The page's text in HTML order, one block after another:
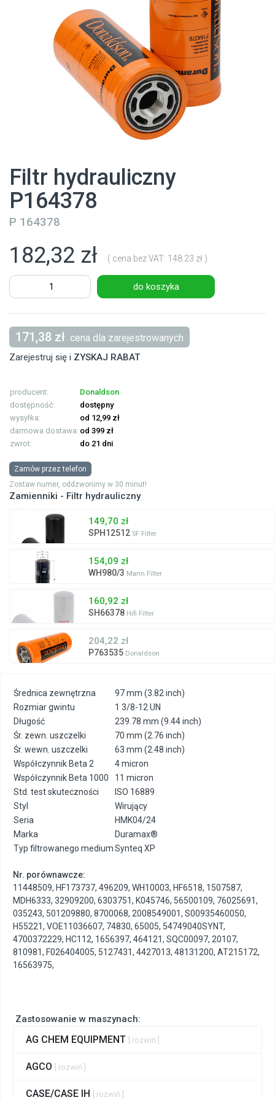
Filtr hydrauliczny
P164378
P 164378
182,32 zł ( cena bez VAT: 148.23 zł )
do koszyka
171,38 zł cena dla zarejestrowanych
Zarejestruj się i ZYSKAJ RABAT
producent:
Donaldson
dostępność:
dostępny
wysyłka:
od 12,99 zł
darmowa dostawa: od 399 zł
zwrot:
do 21 dni
Zamów przez telefon
Zostaw numer, oddzwonimy w 30 minut!
Zamienniki - Filtr hydrauliczny
149,70 zł
SPH12512 SF Filter
154,09 zł
WH980/3 Mann Filter
160,92 zł
SH66378 Hifi Filter
204,22 zł
P763535 Donaldson
Zastosowanie w maszynach:
AG CHEM EQUIPMENT [ rozwiń ]
AGCO [ rozwiń ]
CASE/CASE IH [ rozwiń ]
Średnica zewnętrzna
97 mm (3.82 inch)
Rozmiar gwintu
1 3/8-12 UN
Długość
239.78 mm (9.44 inch)
Śr. zewn. uszczelki
70 mm (2.76 inch)
Śr. wewn. uszczelki
63 mm (2.48 inch)
Współczynnik Beta 2
4 micron
Współczynnik Beta 1000
11 micron
Std. test skuteczności
ISO 16889
Styl
Wirujący
Seria
HMK04/24
Marka
Duramax®
Typ filtrowanego mediumSynteq XP
Nr. porównawcze:
11448509, HF173737, 496209, WH10003, HF6518, 1507587,
MDH6333, 32909200, 6303751, K045746, 56500109, 76025691,
035243, 501209880, 8700068, 2008549001, S00935460050,
H55221, VOE11036607, 74830, 65005, 54749040SYNT,
4700372229, HC112, 1656397, 464121, SQC00097, 20107,
810981, F026404005, 5127431, 4427013, 48131200, AT215172,
16563975,